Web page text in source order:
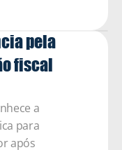
pela
fiscal
a
para
após